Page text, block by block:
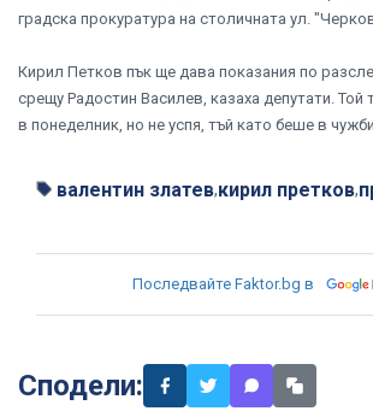
градска прокуратура на столичната ул.
Кирил Петков пък ще дава показания по
срещу Радостин Василев, казаха депутати. Той
в понеделник, но не успя, тъй като беше в
валентин златев,кирил претков,
Последвайте Faktor.bg в
Сподели: